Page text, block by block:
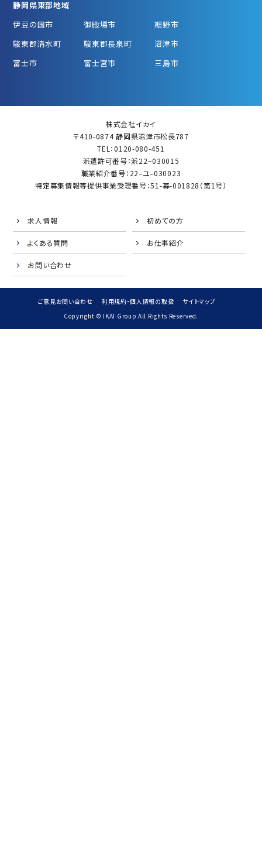
静岡県東部地域
伊豆の国市
御殿場市
裾野市
駿東郡清水町
駿東郡長泉町
沼津市
富士市
富士宮市 三島市
株式会社イカイ
〒410-0874 静岡県沼津市松長787
TEL：0120-080-451
派遣許可番号：派22−030015
職業紹介番号：22–ユ–030023
特定募集情報等提供事業受理番号：51-募-001828（第1号）
求人情報 初めての方
よくある質問 お仕事紹介
お問い合わせ
ご意見お問い合わせ 利用規約・個人情報の取扱
サイトマップ
Copyright © IKAI Group All Rights Reserved.